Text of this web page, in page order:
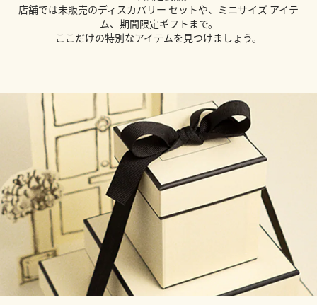
店舗では未販売のディスカバリー セットや、ミニサイズ アイテ
ム、期間限定ギフトまで。
ここだけの特別なアイテムを見つけましょう。